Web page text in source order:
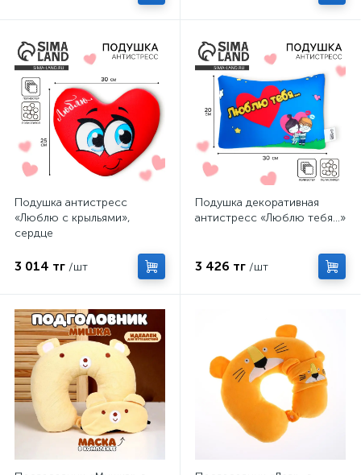
Подушка антистресс
«Люблю с крыльями»,
сердце
3 014 тг /шт
Подушка декоративная
антистресс «Люблю тебя…»
3 426 тг /шт